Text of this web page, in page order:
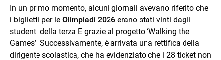
In un primo momento, alcuni giornali avevano riferito che
i biglietti per le Olimpiadi 2026 erano stati vinti dagli
studenti della terza E grazie al progetto ‘Walking the
Games’. Successivamente, è arrivata una rettifica della
dirigente scolastica, che ha evidenziato che i 28 ticket non